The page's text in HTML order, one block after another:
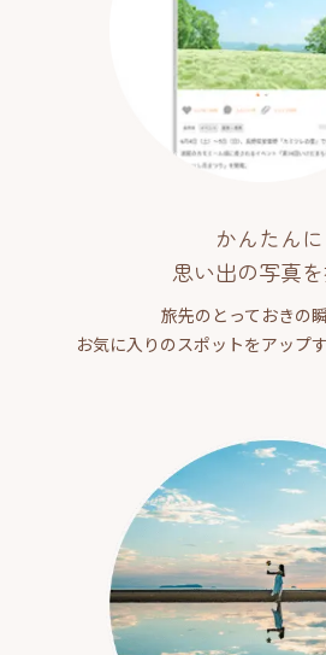
かんたんに
思い出の写真
旅先のとっておきの瞬
お気に入りのスポットをアップ